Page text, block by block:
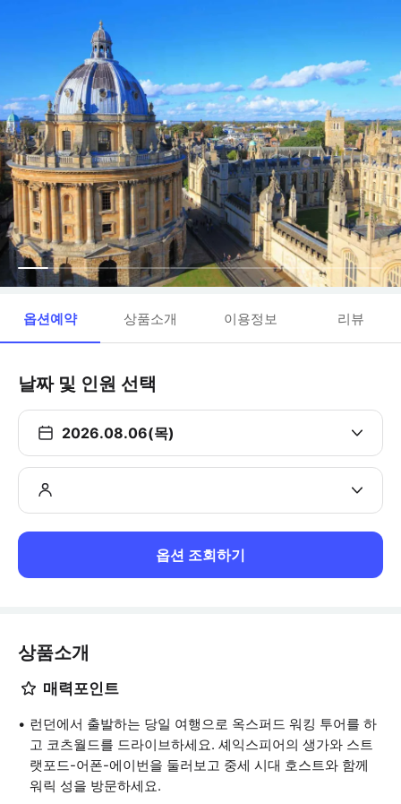
옵션예약 상품소개 이용정보 리뷰
날짜 및 인원 선택
2026.08.06(목)
옵션 조회하기
상품소개
매력포인트
런던에서 출발하는 당일 여행으로 옥스퍼드 워킹 투어를 하
고 코츠월드를 드라이브하세요. 셰익스피어의 생가와 스트
랫포드-어폰-에이번을 둘러보고 중세 시대 호스트와 함께
워릭 성을 방문하세요.